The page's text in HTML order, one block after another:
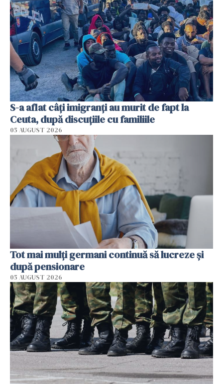
S-a aflat câți imigranți au murit de fapt la
Ceuta, după discuțiile cu familiile
05 AUGUST 2026
Tot mai mulți germani continuă să lucreze și
după pensionare
05 AUGUST 2026